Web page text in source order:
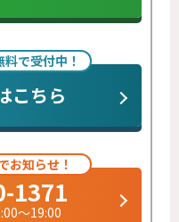
で受付中！
こちら
お知らせ！
1371
～19:00